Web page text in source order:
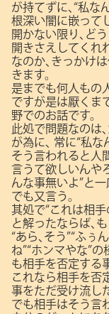
が持てずに､“私な
根深い闇に嵌って
開かない限り､ど
開きさえしてくれ
なのか､きっかけは
きます。
是までも何人もの
ですが是は厭くま
野でのお話です。
此処で問題なのは
が為に､
常に“私な
そう言われると人
言うて欲しいんや
んな事無いよ”と一
でも又言う。
其処で“これは相
と解ったならば､
“あら､そう”“ふぅ
ね”“ホンマやな”の
も相手を否定する
これなら相手を否
事をただ受け流し
でも相手はそう言